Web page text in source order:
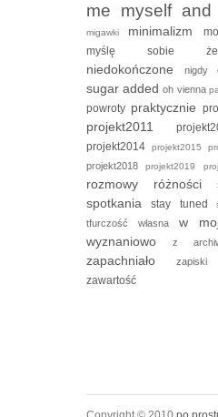
me myself
migawki minimalizm
myślę
niedokończone nigdy
sugar addedoh vienna
powroty praktycznie
projekt2011
projekt2014projekt2015
projekt2018projekt2019
rozmowy różności
spotkaniastay tuned
tfurczość własna w
wyznaniowoz
zapachniało
zawartość